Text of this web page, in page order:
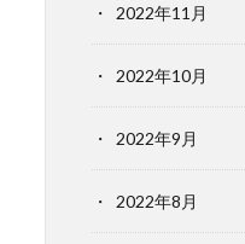
2022年11月
2022年10月
2022年9月
2022年8月